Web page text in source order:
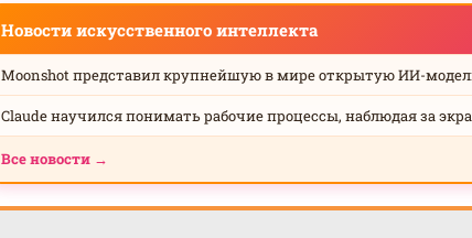
Новости искусственного интеллекта
Moonshot представил крупнейшую в мире открытую ИИ-
Claude научился понимать рабочие процессы, наблюдая за
Все новости →